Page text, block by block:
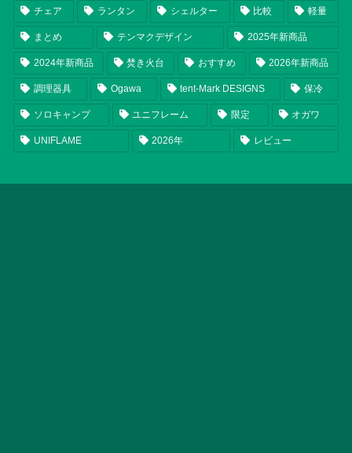
チェア ランタン シェルター 比較 軽量
まとめ テンマクデザイン 2025年新商品
2024年新商品 焚き火台 おすすめ 2026年新商品
調理器具 Ogawa tent-Mark DESIGNS 保冷
ソロキャンプ ユニフレーム 限定 オガワ
UNIFLAME 2026年 レビュー